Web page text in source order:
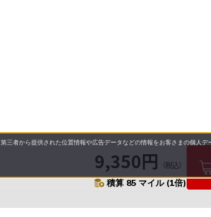
9,350円 （税込）
積算 85 マイル (1倍)
者から提供された位置情報や広告データなどの情報をお客さまの個人